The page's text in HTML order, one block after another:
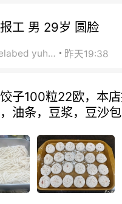
工 男 29岁 圆脸
elabed yuhua 昨天19:38
子100粒22欧，本
油条，豆浆，豆沙包